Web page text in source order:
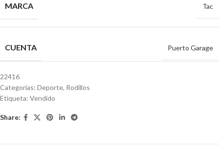
MARCA Tac
CUENTA Puerto Garage
22416
Categorías: Deporte, Rodillos
Etiqueta: Vendido
Share: